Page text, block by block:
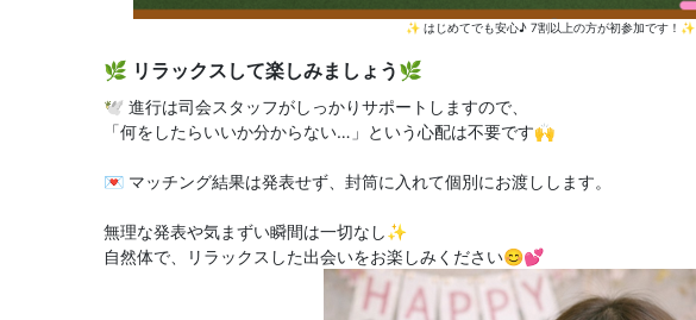
✨ はじめてでも安心♪ 7割以上の方が初参加です！✨
🌿 リラックスして楽しみましょう🌿
🕊️ 進行は司会スタッフがしっかりサポートしますので、
「何をしたらいいか分からない…」という心配は不要です🙌
💌 マッチング結果は発表せず、封筒に入れて個別にお渡しします。
無理な発表や気まずい瞬間は一切なし✨
自然体で、リラックスした出会いをお楽しみください😊💕